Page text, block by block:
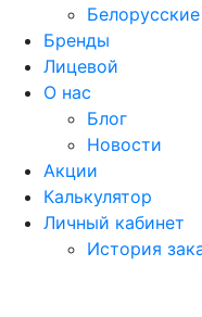
Бренды
Лицевой
О нас
Блог
Новости
Акции
Калькулятор
Личный кабинет
История